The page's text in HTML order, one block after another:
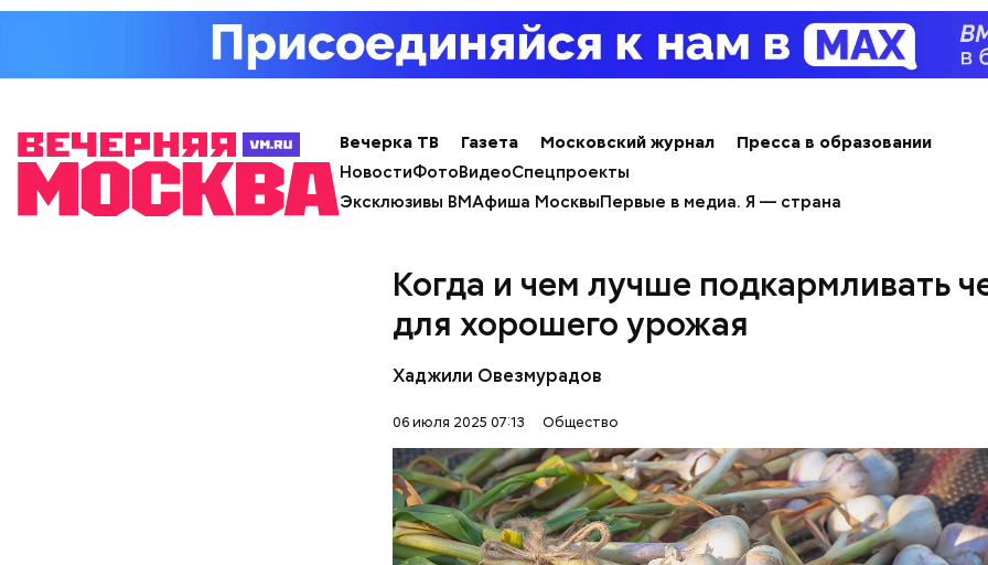
Вечерка ТВ Газета Московский журнал
Пресса в образовании
НовостиФотоВидеоСпецпроекты
Эксклюзивы ВМАфиша МосквыПервые в медиа. Я — страна
Когда и чем лучше подкармливать
для хорошего урожая
Хаджили Овезмурадов
06 июля 2025 07:13 Общество
Противень ставится в духовку, разогретую до 180–190
Спагетти из кабачка нужно запекать 25–30 минут.
Уберут отеки и
зрение: диетолог
Соломатина
Как приготовить
майонез: три
рецепта
Эндокринолог
объяснила, в чем
заключается
— Там может содержаться огромное количество нитратов,
вызовет головокружение, гипоксию и ухудшение
состояния, — предостерегла Соломатина.